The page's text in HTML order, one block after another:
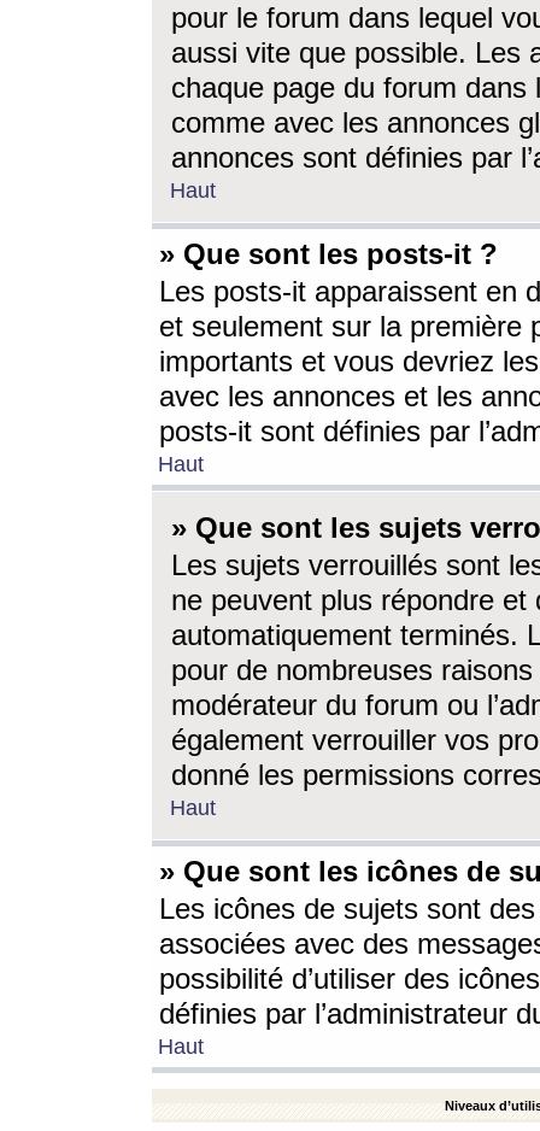
pour le forum dans lequel
aussi vite que possible. Les
chaque page du forum dans
comme avec les annonces
annonces sont définies par
Haut
» Que sont les posts-it ?
Les posts-it apparaissent en
et seulement sur la première
importants et vous devriez
avec les annonces et les
posts-it sont définies par
Haut
» Que sont les sujets
Les sujets verrouillés sont
ne peuvent plus répondre
automatiquement terminés.
pour de nombreuses
modérateur du forum ou
également verrouiller vos
donné les permissions
Haut
» Que sont les icônes de
Les icônes de sujets sont
associées avec des
possibilité d’utiliser des
définies par l’administrateur
Haut
Niveaux